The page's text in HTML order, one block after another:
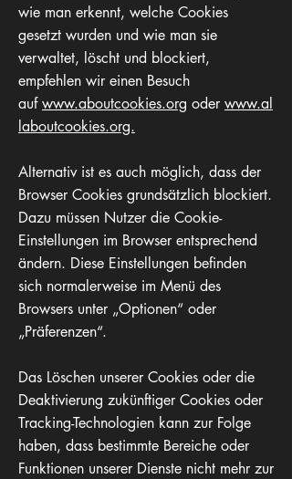
wie man erkennt, welche Cookies
gesetzt wurden und wie man sie
verwaltet, löscht und blockiert,
empfehlen wir einen Besuch
aufwww.aboutcookies.org oder www.al
laboutcookies.org.
Alternativ ist es auch möglich, dass der
Browser Cookies grundsätzlich blockiert.
Dazu müssen Nutzer die Cookie-
Einstellungen im Browser entsprechend
ändern. Diese Einstellungen befinden
sich normalerweise im Menü des
Browsers unter „Optionen“ oder
„Präferenzen“.
Das Löschen unserer Cookies oder die
Deaktivierung zukünftiger Cookies oder
Tracking-Technologien kann zur Folge
haben, dass bestimmte Bereiche oder
Funktionen unserer Dienste nicht mehr zur